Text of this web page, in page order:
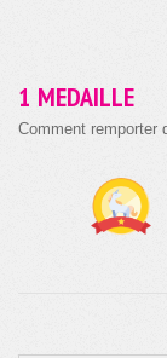
1 MEDAILLE
Comment remporter